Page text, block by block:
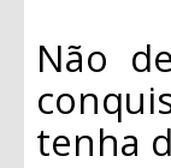
Não
tenha